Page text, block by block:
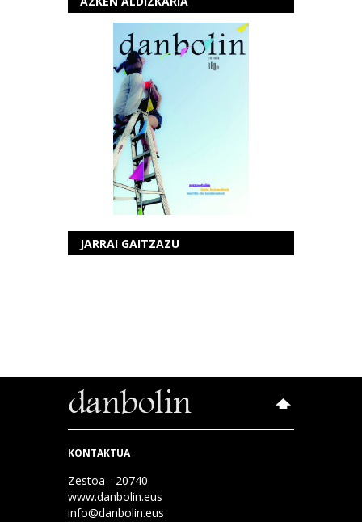
JARRAI GAITZAZU
KONTAKTUA
Zestoa - 20740
www.danbolin.eus
info@danbolin.eus